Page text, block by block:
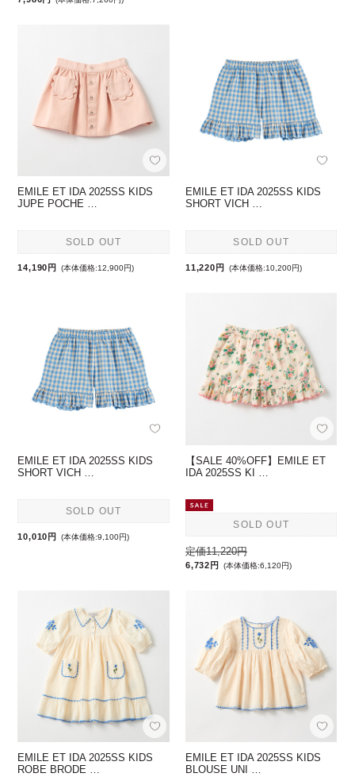
EMILE ET IDA 2025SS KIDS
JUPE POCHE …
SOLD OUT
14,190円 (本体価格:12,900円)
EMILE ET IDA 2025SS KIDS
SHORT VICH …
SOLD OUT
11,220円 (本体価格:10,200円)
EMILE ET IDA 2025SS KIDS
SHORT VICH …
SOLD OUT
10,010円 (本体価格:9,100円)
【SALE 40%OFF】EMILE ET
IDA 2025SS KI …
SOLD OUT
定価11,220円
6,732円 (本体価格:6,120円)
EMILE ET IDA 2025SS KIDS
ROBE BRODE …
EMILE ET IDA 2025SS KIDS
BLOUSE UNI …